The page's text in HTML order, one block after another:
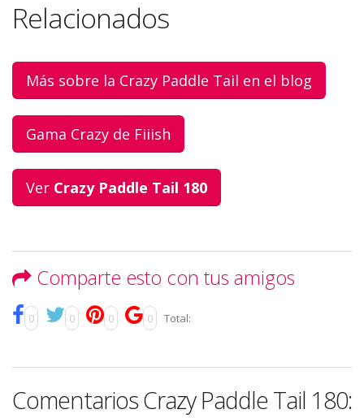
Relacionados
Más sobre la Crazy Paddle Tail en el blog
Gama Crazy de Fiiish
Ver Crazy Paddle Tail 180
Comparte esto con tus amigos
0 0 0 0 Total:
Comentarios Crazy Paddle Tail 180: